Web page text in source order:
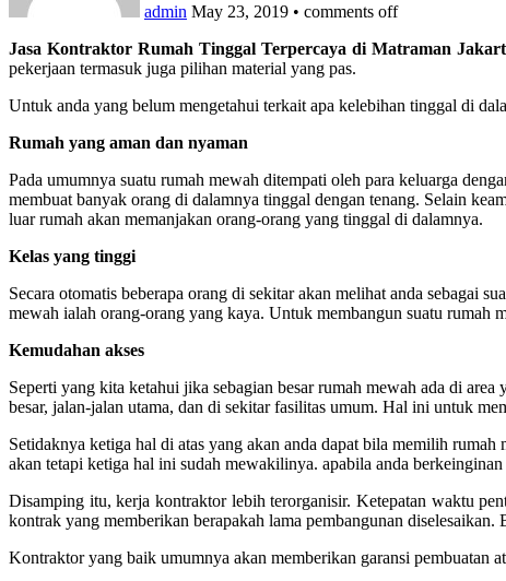
admin May 23, 2019 • comments off
Jasa Kontraktor Rumah Tinggal Terpercaya di Matraman
pekerjaan termasuk juga pilihan material yang pas.
Untuk anda yang belum mengetahui terkait apa kelebihan tinggal di
Rumah yang aman dan nyaman
Pada umumnya suatu rumah mewah ditempati oleh para keluarga
membuat banyak orang di dalamnya tinggal dengan tenang. Selain
luar rumah akan memanjakan orang-orang yang tinggal di dalamnya.
Kelas yang tinggi
Secara otomatis beberapa orang di sekitar akan melihat anda sebagai
mewah ialah orang-orang yang kaya. Untuk membangun suatu rumah
Kemudahan akses
Seperti yang kita ketahui jika sebagian besar rumah mewah ada di
besar, jalan-jalan utama, dan di sekitar fasilitas umum. Hal ini untuk
Setidaknya ketiga hal di atas yang akan anda dapat bila memilih
akan tetapi ketiga hal ini sudah mewakilinya. apabila anda
Disamping itu, kerja kontraktor lebih terorganisir. Ketepatan waktu
kontrak yang memberikan berapakah lama pembangunan
Kontraktor yang baik umumnya akan memberikan garansi pembuatan